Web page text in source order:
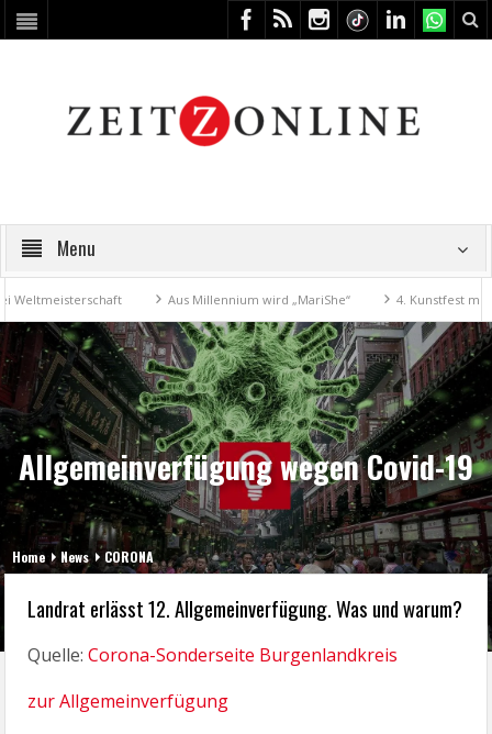
Menu
Aus Millennium wird „MariShe“ 4. Kunstfest macht Zeitz
Allgemeinverfügung wegen Covid-19
Home News CORONA
Landrat erlässt 12. Allgemeinverfügung. Was und warum?
Quelle:Corona-Sonderseite Burgenlandkreis
zur Allgemeinverfügung